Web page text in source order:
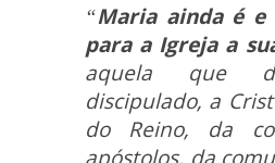
“Maria ainda é e
para a Igreja a
aquela que
discipulado, a
do Reino, da
apóstolos, da